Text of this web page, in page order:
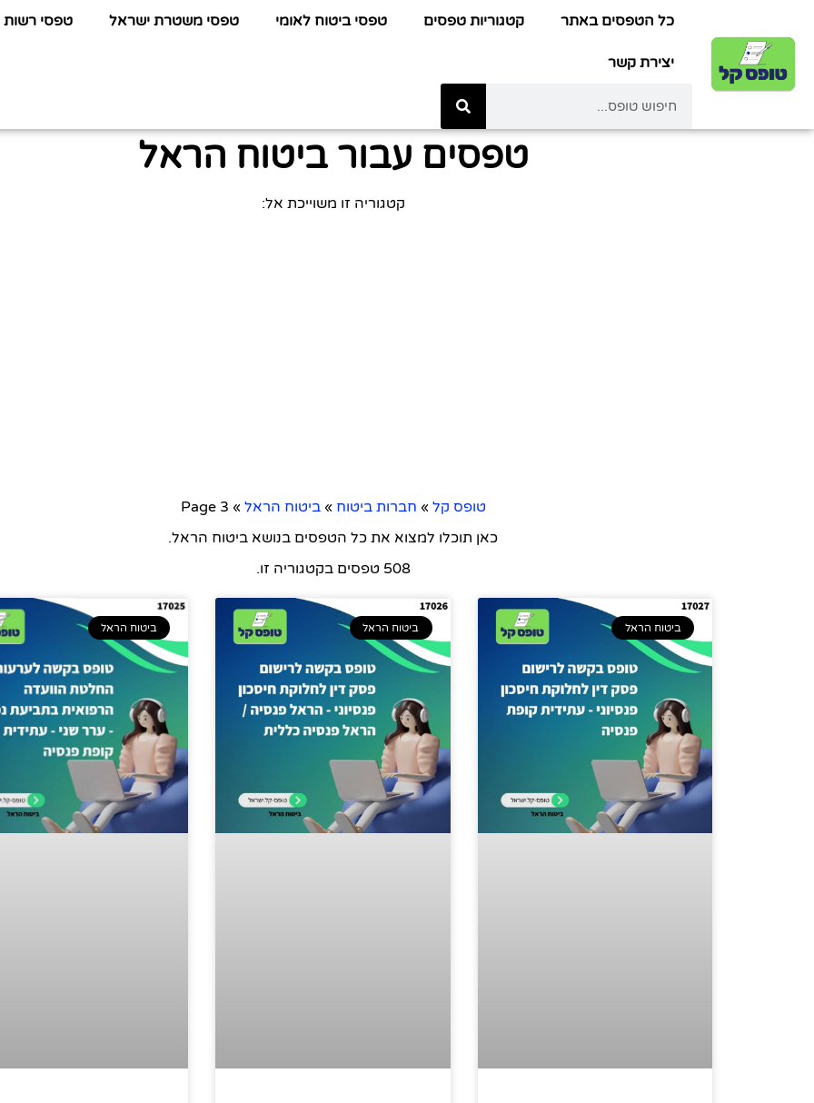
כל הטפסים באתר קטגוריות טפסים טפסי ביטוח לאומי טפסי משטרת ישראל טפסי רשות
יצירת קשר
טפסים עבור ביטוח הראל
קטגוריה זו משוייכת אל:
טופס קל » חברות ביטוח » ביטוח הראל »
כאן תוכלו למצוא את כל הטפסים בנושא ביטוח הראל.
508 טפסים בקטגוריה זו.
ביטוח הראל ביטוח הראל ביטוח הראל